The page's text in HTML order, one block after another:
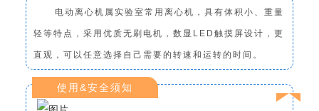
电动离心机属实验室常用离心机，具有体积小、重量
轻等特点，采用优质无刷电机，数显LED触摸屏设计，更
直观，可以任意选择自己需要的转速和运转的时间。
使用&安全须知